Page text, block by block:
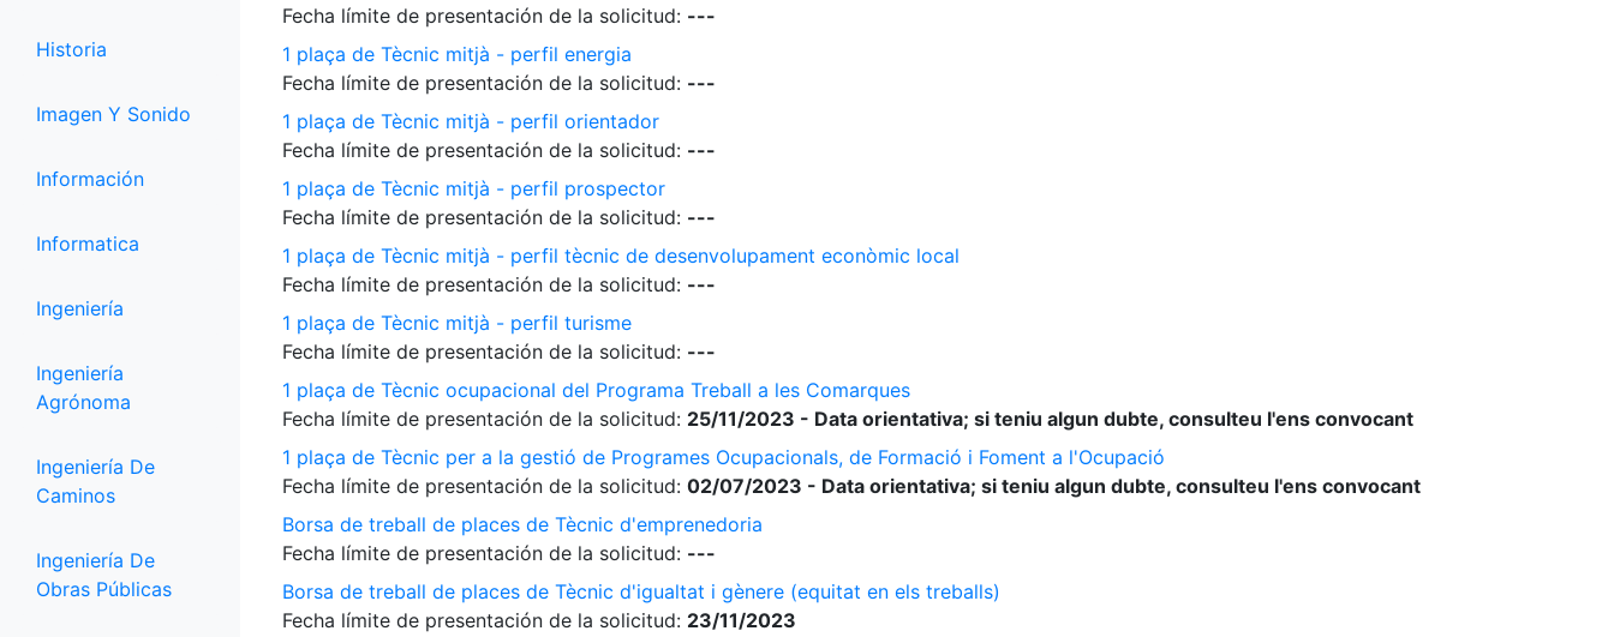
Historia
Imagen Y Sonido
Información
Informatica
Ingeniería
Ingeniería
Agrónoma
Ingeniería De
Caminos
Ingeniería De
Obras Públicas
Fecha límite de presentación de la solicitud: ---
1 plaça de Tècnic mitjà - perfil energia
Fecha límite de presentación de la solicitud: ---
1 plaça de Tècnic mitjà - perfil orientador
Fecha límite de presentación de la solicitud: ---
1 plaça de Tècnic mitjà - perfil prospector
Fecha límite de presentación de la solicitud: ---
1 plaça de Tècnic mitjà - perfil tècnic de desenvolupament econòmic local
Fecha límite de presentación de la solicitud: ---
1 plaça de Tècnic mitjà - perfil turisme
Fecha límite de presentación de la solicitud: ---
1 plaça de Tècnic ocupacional del Programa Treball a les Comarques
Fecha límite de presentación de la solicitud: 25/11/2023 - Data orientativa; si teniu algun dubte, consulteu l'ens convocant
1 plaça de Tècnic per a la gestió de Programes Ocupacionals, de Formació i Foment a l'Ocupació
Fecha límite de presentación de la solicitud: 02/07/2023 - Data orientativa; si teniu algun dubte, consulteu l'ens convocant
Borsa de treball de places de Tècnic d'emprenedoria
Fecha límite de presentación de la solicitud: ---
Borsa de treball de places de Tècnic d'igualtat i gènere (equitat en els treballs)
Fecha límite de presentación de la solicitud: 23/11/2023